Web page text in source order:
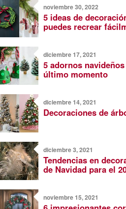
noviembre 30, 2022
5 ideas de
puedes recrear
diciembre 17, 2021
5 adornos
último momento
diciembre 14, 2021
Decoraciones de
diciembre 3, 2021
Tendencias en
de Navidad para el
noviembre 15, 2021